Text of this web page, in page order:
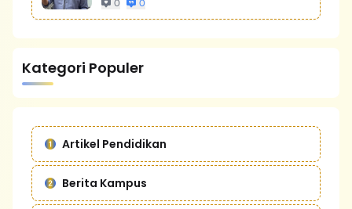
0 0
Kategori Populer
Artikel Pendidikan
Berita Kampus